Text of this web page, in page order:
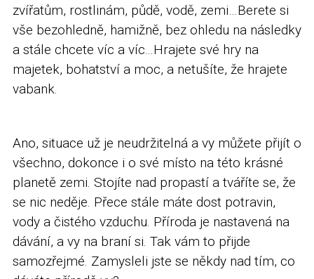
zvířatům, rostlinám, půdě, vodě, zemi…Berete si
vše bezohledně, hamižně, bez ohledu na následky
a stále chcete víc a víc...Hrajete své hry na
majetek, bohatství a moc, a netušíte, že hrajete
vabank.
Ano, situace už je neudržitelná a vy můžete přijít o
všechno, dokonce i o své místo na této krásné
planetě zemi. Stojíte nad propastí a tváříte se, že
se nic neděje. Přece stále máte dost potravin,
vody a čistého vzduchu. Příroda je nastavená na
dávání, a vy na braní si. Tak vám to přijde
samozřejmé. Zamysleli jste se někdy nad tím, co